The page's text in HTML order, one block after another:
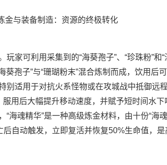
家可利用采集到的“海葵孢子”、“珍珠粉”和“
葵孢子”与“珊瑚粉末”混合炼制而成，饮用后
别适用于对抗火系怪物或在攻城战中抵御远
服用后大幅提升移动速度，并赋予短时间水
海魂精华”是一种高级炼金材料，由十份“海魂
后自动触发，立即复活并恢复50%生命值，